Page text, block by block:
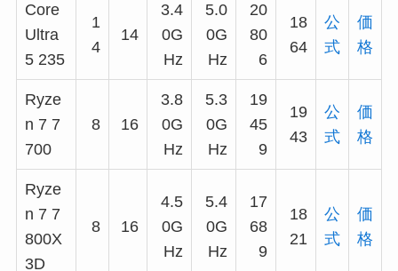
Core
Ultra
5 235
1
4
14
3.4
0G
Hz
5.0
0G
Hz
20
80
6
18
64
公
式
価
格
Ryze
n 7 7
700
8 16
3.8
0G
Hz
5.3
0G
Hz
19
45
9
19
43
公
式
価
格
Ryze
n 7 7
800X
3D
8 16
4.5
0G
Hz
5.4
0G
Hz
17
68
9
18
21
公
式
価
格